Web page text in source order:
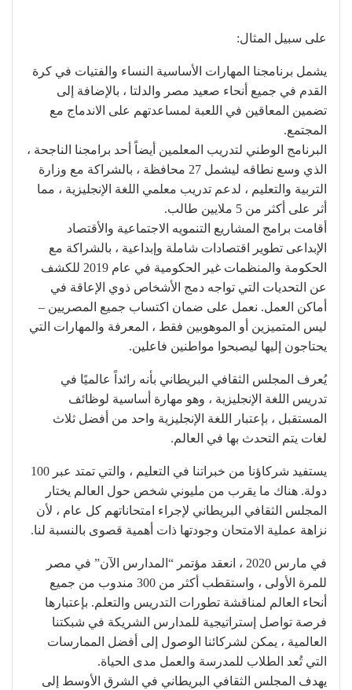
على سبيل المثال:
يشمل برنامجنا المهارات الأساسية النساء والفتيات في كرة
القدم في جميع أنحاء صعيد مصر والدلتا ، بالإضافة إلى
تضمين المعاقين في اللعبة لمساعدتهم على الاندماج مع
المجتمع.
البرنامج الوطني لتدريب المعلمين أيضاً أحد برامجنا الناجحة ،
الذي وسع نطاقه ليشمل 27 محافظة ، بالشراكة مع وزارة
التربية والتعليم ، لدعم تدريب معلمي اللغة الإنجليزية ، مما
أثر على أكثر من 5 ملايين طالب.
أقامت برامج المشاريع التنمويه الاجتماعية والأقتصاد
الإبداعى تطوير اقتصادات شاملة وإبداعية ، بالشراكة مع
الحكومة والمنظمات غير الحكومية في عام 2019 للكشف
عن التحديات التي تواجه دمج الأشخاص ذوي الإعاقة في
أماكن العمل. نعمل على ضمان اكتساب جميع المصريين –
ليس المتميزين أو الموهوبين فقط ، المعرفة والمهارات التي
يحتاجون إليها ليصبحوا مواطنين فاعلين.
يُعرف المجلس الثقافي البريطاني بأنه رائداً عالميًا في
تدريس اللغة الإنجليزية ، وهو مهارة أساسية لوظائف
المستقبل ، بإعتبار اللغة الإنجليزية واحد من أفضل ثلاث
لغات يتم التحدث بها في العالم.
يستفيد شركاؤنا من خبراتنا في التعليم ، والتي تمتد عبر 100
دولة. هناك ما يقرب من مليوني شخص حول العالم يختار
المجلس الثقافي البريطاني لإجراء امتحاناتهم كل عام ، لأن
نزاهة عملية الامتحان وجودتها ذات أهمية قصوى بالنسبة لنا.
في مارس 2020 ، انعقد مؤتمر “المدارس الآن” في مصر
للمرة الأولى ، واستقطب أكثر من 300 مندوب من جميع
أنحاء العالم لمناقشة تطورات التدريس والتعلم. بإعتبارها
فرصة تواصل إستراتيجية للمدارس الشريكة في شبكتنا
العالمية ، يمكن لشركائنا الوصول إلى أفضل الممارسات
التي تُعد الطلاب للمدرسة والعمل مدى الحياة.
يهدف المجلس الثقافي البريطاني في الشرق الأوسط إلى